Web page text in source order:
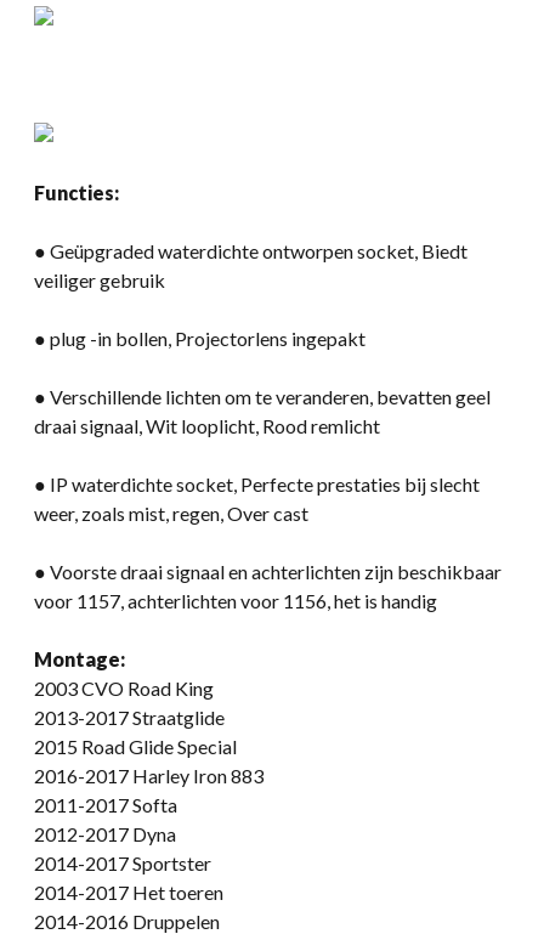
Functies:
● Geüpgraded waterdichte ontworpen socket, Biedt
veiliger gebruik
● plug -in bollen, Projectorlens ingepakt
● Verschillende lichten om te veranderen, bevatten geel
draai signaal, Wit looplicht, Rood remlicht
● IP waterdichte socket, Perfecte prestaties bij slecht
weer, zoals mist, regen, Over cast
● Voorste draai signaal en achterlichten zijn beschikbaar
voor 1157, achterlichten voor 1156, het is handig
Montage:
2003 CVO Road King
2013-2017 Straatglide
2015 Road Glide Special
2016-2017 Harley Iron 883
2011-2017 Softa
2012-2017 Dyna
2014-2017 Sportster
2014-2017 Het toeren
2014-2016 Druppelen